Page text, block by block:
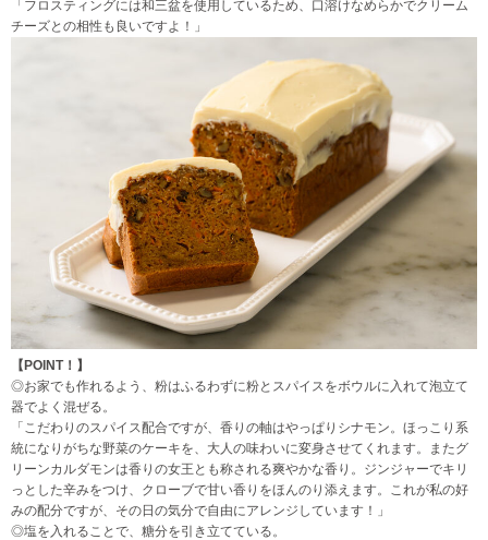
「フロスティングには和三盆を使用しているため、口溶けなめらかでクリーム
チーズとの相性も良いですよ！」
【POINT！】
◎お家でも作れるよう、粉はふるわずに粉とスパイスをボウルに入れて泡立て
器でよく混ぜる。
「こだわりのスパイス配合ですが、香りの軸はやっぱりシナモン。ほっこり系
統になりがちな野菜のケーキを、大人の味わいに変身させてくれます。またグ
リーンカルダモンは香りの女王とも称される爽やかな香り。ジンジャーでキリ
っとした辛みをつけ、クローブで甘い香りをほんのり添えます。これが私の好
みの配分ですが、その日の気分で自由にアレンジしています！」
◎塩を入れることで、糖分を引き立てている。